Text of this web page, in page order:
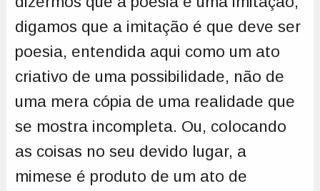
digamos que a imitação é que deve ser
poesia, entendida aqui como um ato
criativo de uma possibilidade, não de
uma mera cópia de uma realidade que
se mostra incompleta. Ou, colocando
as coisas no seu devido lugar, a
mimese é produto de um ato de